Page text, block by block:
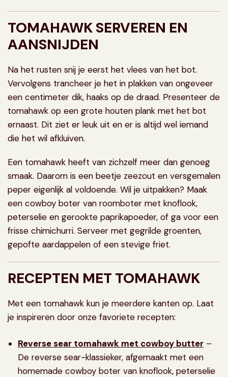
TOMAHAWK SERVEREN EN
AANSNIJDEN
Na het rusten snij je eerst het vlees van het bot.
Vervolgens trancheer je het in plakken van ongeveer
een centimeter dik, haaks op de draad. Presenteer de
tomahawk op een grote houten plank met het bot
ernaast. Dit ziet er leuk uit en er is altijd wel iemand
die het wil afkluiven.
Een tomahawk heeft van zichzelf meer dan genoeg
smaak. Daarom is een beetje zeezout en versgemalen
peper eigenlijk al voldoende. Wil je uitpakken? Maak
een cowboy boter van roomboter met knoflook,
peterselie en gerookte paprikapoeder, of ga voor een
frisse chimichurri. Serveer met gegrilde groenten,
gepofte aardappelen of een stevige friet.
RECEPTEN MET TOMAHAWK
Met een tomahawk kun je meerdere kanten op. Laat
je inspireren door onze favoriete recepten:
Reverse sear tomahawk met cowboy butter –
De reverse sear-klassieker, afgemaakt met een
homemade cowboy boter van knoflook, peterselie